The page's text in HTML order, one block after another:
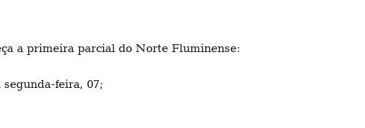
a primeira parcial do Norte Fluminense:
segunda-feira, 07;